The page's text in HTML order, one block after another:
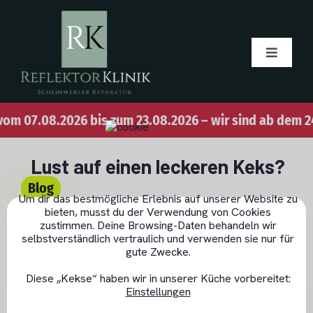
Toggle
Blog
Über uns
Alu-bedampfen
Angebot
LED Tagfahrlicht
bis zum 23.08.2026 – wir sind ab dem
Blog
Tesla stellte die
aktualisierte Version des
Model 3 vor, auch die LED-
Lust auf einen leckeren Keks?
Um dir das bestmögliche Erlebnis auf unserer Website zu
bieten, musst du der Verwendung von Cookies
zustimmen. Deine Browsing-Daten behandeln wir
selbstverständlich vertraulich und verwenden sie nur für
gute Zwecke.
Diese „Kekse“ haben wir in unserer Küche vorbereitet:
Einstellungen
GDPR Cookie-Banner schließen